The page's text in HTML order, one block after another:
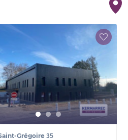
Grégoire 35